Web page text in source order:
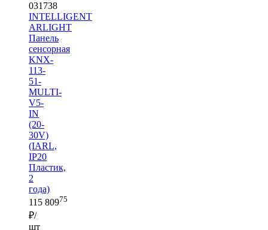
031738
INTELLIGENT
ARLIGHT
Панель
сенсорная
KNX-
113-
51-
MULTI-
V5-
IN
(20-
30V)
(IARL,
IP20
Пластик,
2
года)
115 80975
₽/
шт